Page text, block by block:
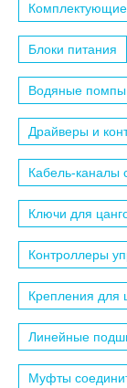
Блоки питания
Водяные помпы
Драйверы и
Кабель-каналы
Ключи для
Контроллеры
Крепления
Линейные
Муфты